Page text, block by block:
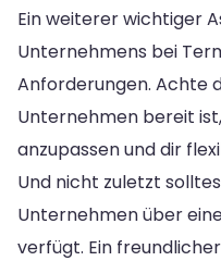
Ein weiterer wichtiger
Unternehmens bei
Anforderungen. Achte
Unternehmen bereit
anzupassen und dir
Und nicht zuletzt
Unternehmen über
verfügt. Ein